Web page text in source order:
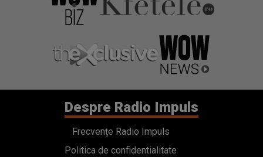
Despre Radio Impuls
Frecvențe Radio Impuls
Politica de confidentialitate